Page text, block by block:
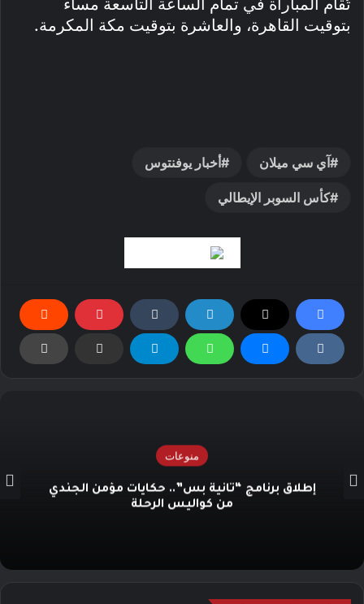
تُقام المباراة في تمام الساعة التاسعة مساءً
بتوقيت القاهرة، والعاشرة بتوقيت مكة المكرمة.
آي سي ميلان أخبار يوفنتوس
كأس السوبر الإيطالي
منوعات
إطلاق برنامج “ثانية بس”.. حكايات مؤمن الجندي
من كواليس الرحلة